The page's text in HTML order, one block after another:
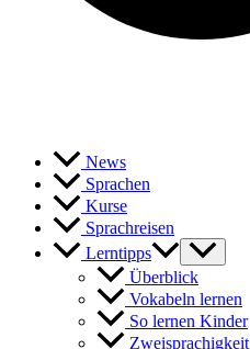
News
Sprachen
Kurse
Sprachreisen
Lerntipps
Überblick
Vokabeln lernen
So lernen Kinder
Zweisprachigkeit